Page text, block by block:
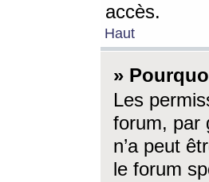
accès.
Haut
»
Les
forum, par
n’a peut
le forum